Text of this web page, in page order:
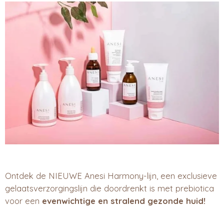
Ontdek de NIEUWE Anesi Harmony-lijn, een exclusieve
gelaatsverzorgingslijn die doordrenkt is met prebiotica
voor een evenwichtige en stralend gezonde huid!